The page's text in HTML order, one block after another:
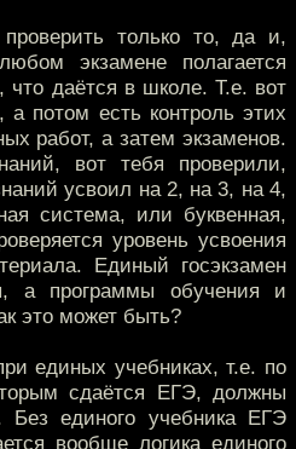
только то, да и,
экзамене полагается
что даётся в школе. Т.е. вот
потом есть контроль этих
работ, а затем экзаменов.
вот тебя проверили,
усвоил на 2, на 3, на 4,
система, или буквенная,
уровень усвоения
Единый госэкзамен
а программы обучения и
это может быть?
единых учебниках, т.е. по
сдаётся ЕГЭ, должны
Без единого учебника ЕГЭ
вообще логика единого